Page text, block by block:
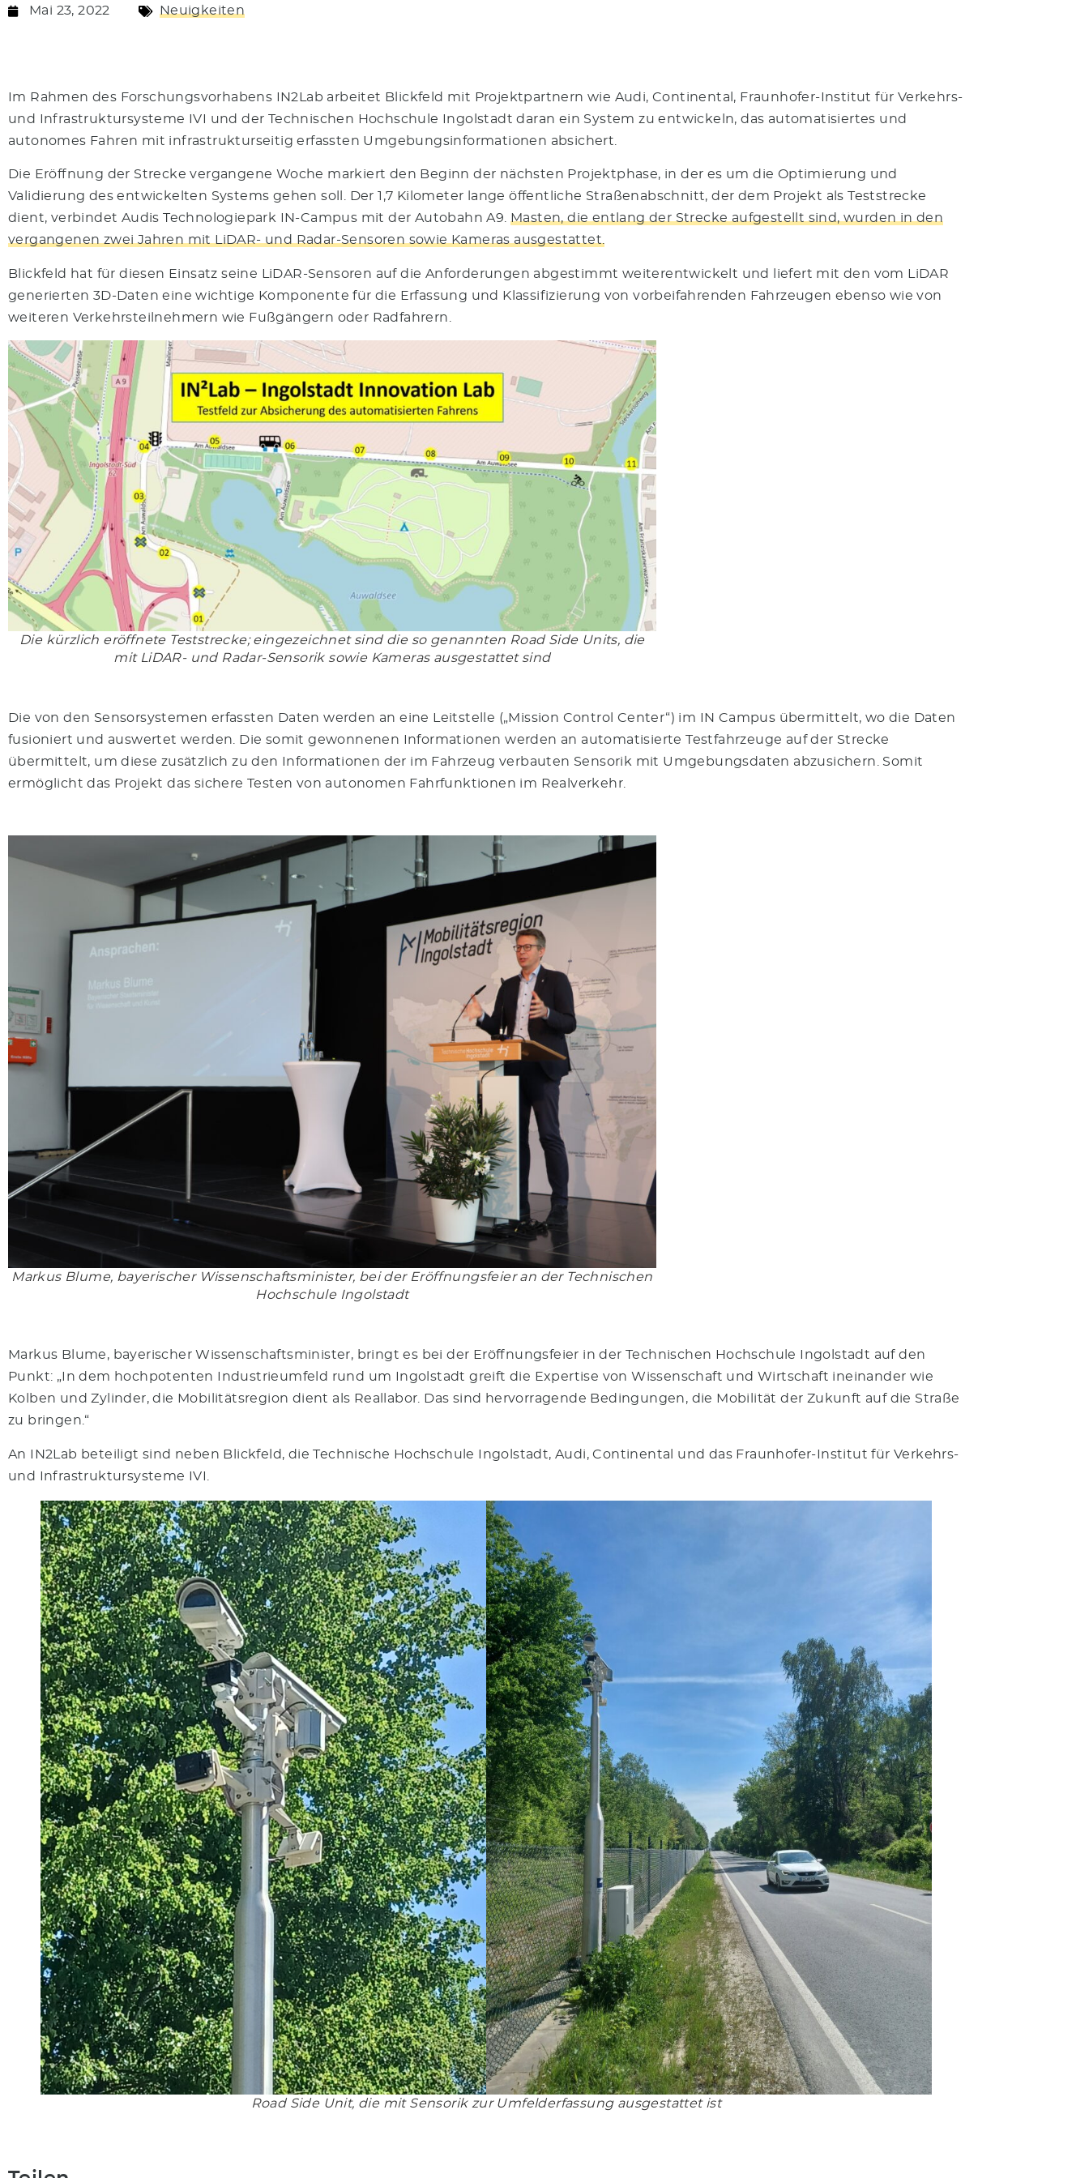
Mai 23, 2022 Neuigkeiten
Im Rahmen des Forschungsvorhabens IN2Lab arbeitet Blickfeld mit Projektpartnern wie Audi, Continental, Fraunhofer-Institut für Verkehrs-
und Infrastruktursysteme IVI und der Technischen Hochschule Ingolstadt daran ein System zu entwickeln, das automatisiertes und
autonomes Fahren mit infrastrukturseitig erfassten Umgebungsinformationen absichert.
Die Eröffnung der Strecke vergangene Woche markiert den Beginn der nächsten Projektphase, in der es um die Optimierung und
Validierung des entwickelten Systems gehen soll. Der 1,7 Kilometer lange öffentliche Straßenabschnitt, der dem Projekt als Teststrecke
dient, verbindet Audis Technologiepark IN-Campus mit der Autobahn A9.Masten, die entlang der Strecke aufgestellt sind, wurden in den
vergangenen zwei Jahren mit LiDAR- und Radar-Sensoren sowie Kameras ausgestattet.
Blickfeld hat für diesen Einsatz seine LiDAR-Sensoren auf die Anforderungen abgestimmt weiterentwickelt und liefert mit den vom LiDAR
generierten 3D-Daten eine wichtige Komponente für die Erfassung und Klassifizierung von vorbeifahrenden Fahrzeugen ebenso wie von
weiteren Verkehrsteilnehmern wie Fußgängern oder Radfahrern.
Die kürzlich eröffnete Teststrecke; eingezeichnet sind die so genannten Road Side Units, die
mit LiDAR- und Radar-Sensorik sowie Kameras ausgestattet sind
Die von den Sensorsystemen erfassten Daten werden an eine Leitstelle („Mission Control Center“) im IN Campus übermittelt, wo die Daten
fusioniert und auswertet werden. Die somit gewonnenen Informationen werden an automatisierte Testfahrzeuge auf der Strecke
übermittelt, um diese zusätzlich zu den Informationen der im Fahrzeug verbauten Sensorik mit Umgebungsdaten abzusichern. Somit
ermöglicht das Projekt das sichere Testen von autonomen Fahrfunktionen im Realverkehr.
Markus Blume, bayerischer Wissenschaftsminister, bei der Eröffnungsfeier an der Technischen
Hochschule Ingolstadt
Markus Blume, bayerischer Wissenschaftsminister, bringt es bei der Eröffnungsfeier in der Technischen Hochschule Ingolstadt auf den
Punkt: „In dem hochpotenten Industrieumfeld rund um Ingolstadt greift die Expertise von Wissenschaft und Wirtschaft ineinander wie
Kolben und Zylinder, die Mobilitätsregion dient als Reallabor. Das sind hervorragende Bedingungen, die Mobilität der Zukunft auf die Straße
zu bringen.“
An IN2Lab beteiligt sind neben Blickfeld, die Technische Hochschule Ingolstadt, Audi, Continental und das Fraunhofer-Institut für Verkehrs-
und Infrastruktursysteme IVI.
Road Side Unit, die mit Sensorik zur Umfelderfassung ausgestattet ist